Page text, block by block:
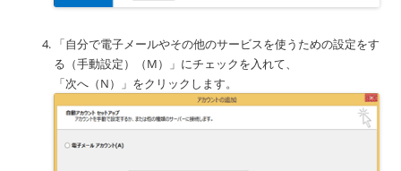
「自分で電子メールやその他のサービスを使うための設定をす
る（手動設定）（M）」にチェックを入れて、
「次へ（N）」をクリックします。